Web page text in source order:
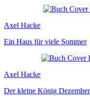
Axel Hacke
Ein Haus für viele Sommer
Axel Hacke
Der kleine König Dezember